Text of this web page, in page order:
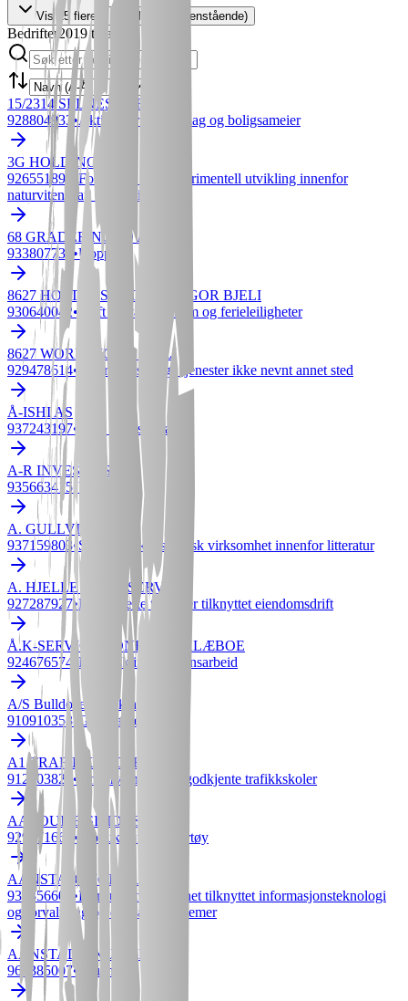
Vis 25 flere Vis alle ( gjenstående)
Bedrifter 2019totalt
15/2314 SELNES SØR
928804933 •Aktiviteter i borettslag og boligsameier
3G HOLDING AS
926551892
Forskning og eksperimentell utvikling innenfor
naturvitenskap og teknikk
68 GRADER NORD AS
933807738
•Uoppgitt
8627 HOSTEL SORTLNAD IGOR BJELI
930640042• Drift av vandrerhjem og ferieleiligheter
8627 WORLD IGOR BJELI
929478614• Andre personlige tjenester ikke nevnt annet sted
Å-ISHI AS
937243197• Drift av restauranter
A-R INVEST AS
935663415 Uoppgitt
A. GULLVIK
937159803• Skapende kunstnerisk virksomhet innenfor litteratur
A. HJELLE MULTISERVICE
927287927•Kombinerte tjenester tilknyttet eiendomsdrift
Å.K-SERVICE ÅDNE HAY KLÆBOE
924676574 Elektrisk installasjonsarbeid
A/S Bulldozer Maskinlag
910910353• Grunnarbeid
A1 TRAFIKKSKOLE AS
912203824 • Undervisning ved godkjente trafikkskoler
AALOUISE SIMONSEN
929271661
• Produksjon av yttertøy
AANSTAD DIGITAL
933356604
•Konsulentvirksomhet tilknyttet informasjonsteknologi
og forvaltning og drift av it-systemer
AANSTAD KNUT HELGE
969385007• Sauehold